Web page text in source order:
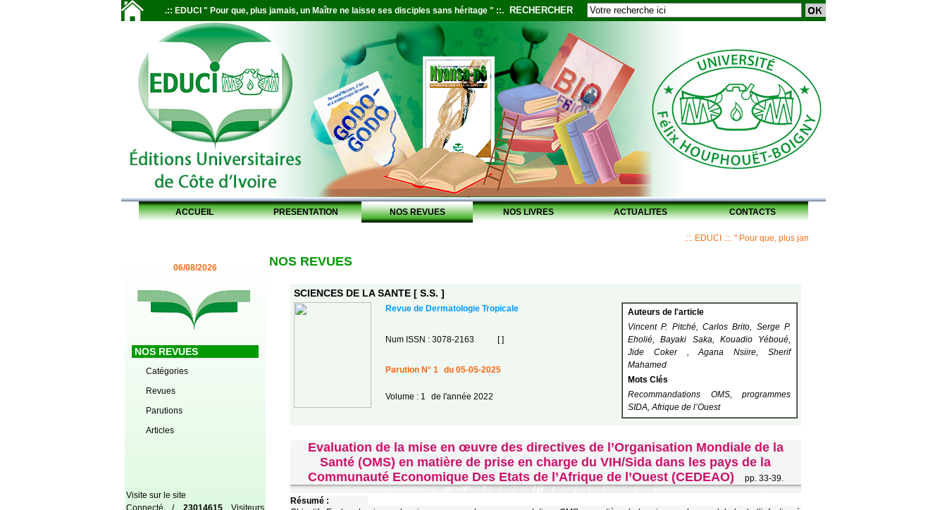
.:: EDUCI " Pour que, plus jamais, un Maître ne laisse ses disciples sans héritage " ::. RECHERCHER
ACCUEIL PRESENTATION NOS REVUES NOS LIVRES ACTUALITES CONTACTS
.::. EDUCI .::. " Pour que, plus jamais, un Maître ne laisse ses disciples
06/08/2026
NOS REVUES
Catégories
Revues
Parutions
Articles
Visite sur le site
Connecté / 23014615Visiteurs
NOS REVUES
SCIENCES DE LA SANTE [ S.S. ]
Revue de Dermatologie Tropicale
Auteurs de l'article
Vincent P. Pitché, Carlos Brito, Serge P.
Eholié, Bayaki Saka, Kouadio Yéboué,
Jide Coker , Agana Nsiire, Sherif
Mahamed
Mots Clés
Recommandations OMS, programmes
SIDA, Afrique de l’Ouest
Num ISSN : 3078-2163 [ ]
Parution N° 1 du 05-05-2025
Volume : 1 de l'année 2022
Evaluation de la mise en œuvre des directives de l’Organisation Mondiale de la
Santé (OMS) en matière de prise en charge du VIH/Sida dans les pays de la
Communauté Economique Des Etats de l’Afrique de l’Ouest (CEDEAO)
pp. 33-39.
Résumé :